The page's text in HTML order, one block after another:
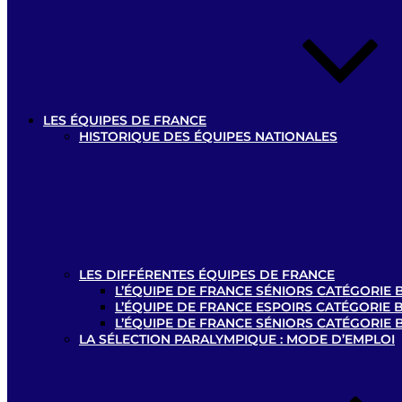
LES ÉQUIPES DE FRANCE
HISTORIQUE DES ÉQUIPES NATIONALES
LES DIFFÉRENTES ÉQUIPES DE FRANCE
L’ÉQUIPE DE FRANCE SÉNIORS CATÉGORIE
L’ÉQUIPE DE FRANCE ESPOIRS CATÉGORIE
L’ÉQUIPE DE FRANCE SÉNIORS CATÉGORIE
LA SÉLECTION PARALYMPIQUE : MODE D’EMPLOI